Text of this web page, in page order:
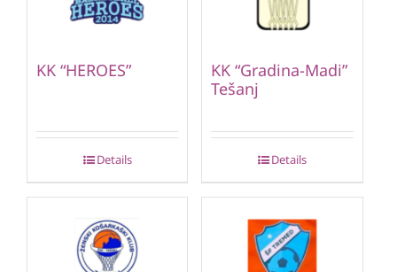
KK “HEROES”
Details
KK “Gradina-Madi”
Tešanj
Details